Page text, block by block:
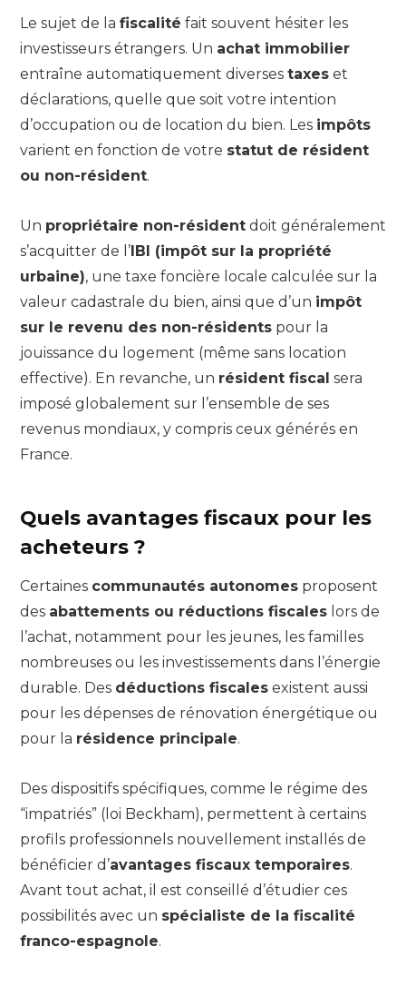
Le sujet de la fiscalité fait souvent hésiter les
investisseurs étrangers. Un achat immobilier
entraîne automatiquement diverses taxes et
déclarations, quelle que soit votre intention
d’occupation ou de location du bien. Les impôts
varient en fonction de votre statut de résident
ou non-résident.
Un propriétaire non-résident doit généralement
s’acquitter de l’IBI (impôt sur la propriété
urbaine), une taxe foncière locale calculée sur la
valeur cadastrale du bien, ainsi que d’un impôt
sur le revenu des non-résidents pour la
jouissance du logement (même sans location
effective). En revanche, un résident fiscal sera
imposé globalement sur l’ensemble de ses
revenus mondiaux, y compris ceux générés en
France.
Quels avantages fiscaux pour les
acheteurs ?
Certaines communautés autonomes proposent
des abattements ou réductions fiscales lors de
l’achat, notamment pour les jeunes, les familles
nombreuses ou les investissements dans l’énergie
durable. Des déductions fiscales existent aussi
pour les dépenses de rénovation énergétique ou
pour la résidence principale.
Des dispositifs spécifiques, comme le régime des
“impatriés” (loi Beckham), permettent à certains
profils professionnels nouvellement installés de
bénéficier d’avantages fiscaux temporaires.
Avant tout achat, il est conseillé d’étudier ces
possibilités avec un spécialiste de la fiscalité
franco-espagnole.